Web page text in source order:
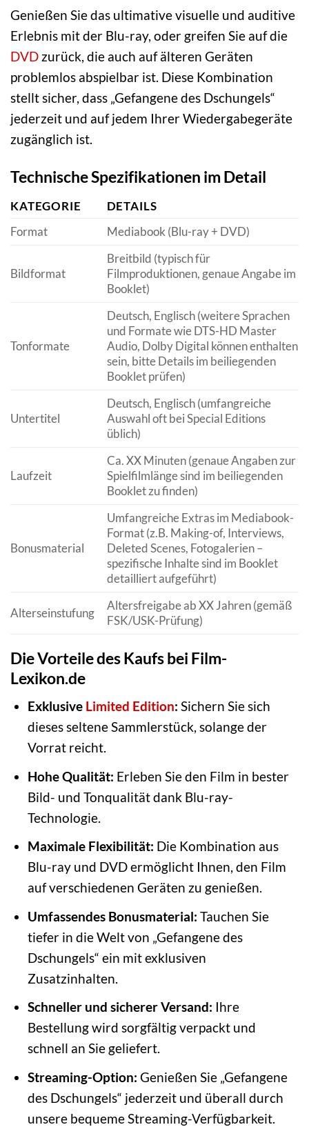
Genießen Sie das ultimative visuelle und auditive
Erlebnis mit der Blu-ray, oder greifen Sie auf die
DVD zurück, die auch auf älteren Geräten
problemlos abspielbar ist. Diese Kombination
stellt sicher, dass „Gefangene des Dschungels“
jederzeit und auf jedem Ihrer Wiedergabegeräte
zugänglich ist.
Technische Spezifikationen im Detail
KATEGORIE
DETAILS
Format
Mediabook (Blu-ray + DVD)
Bildformat
Breitbild (typisch für
Filmproduktionen, genaue Angabe im
Booklet)
Tonformate
Deutsch, Englisch (weitere Sprachen
und Formate wie DTS-HD Master
Audio, Dolby Digital können enthalten
sein, bitte Details im beiliegenden
Booklet prüfen)
Untertitel
Deutsch, Englisch (umfangreiche
Auswahl oft bei Special Editions
üblich)
Laufzeit
Ca. XX Minuten (genaue Angaben zur
Spielfilmlänge sind im beiliegenden
Booklet zu finden)
Bonusmaterial
Umfangreiche Extras im Mediabook-
Format (z.B. Making-of, Interviews,
Deleted Scenes, Fotogalerien –
spezifische Inhalte sind im Booklet
detailliert aufgeführt)
Alterseinstufung
Altersfreigabe ab XX Jahren (gemäß
FSK/USK-Prüfung)
Die Vorteile des Kaufs bei Film-
Lexikon.de
Exklusive Limited Edition: Sichern Sie sich
dieses seltene Sammlerstück, solange der
Vorrat reicht.
Hohe Qualität: Erleben Sie den Film in bester
Bild- und Tonqualität dank Blu-ray-
Technologie.
Maximale Flexibilität: Die Kombination aus
Blu-ray und DVD ermöglicht Ihnen, den Film
auf verschiedenen Geräten zu genießen.
Umfassendes Bonusmaterial: Tauchen Sie
tiefer in die Welt von „Gefangene des
Dschungels“ ein mit exklusiven
Zusatzinhalten.
Schneller und sicherer Versand: Ihre
Bestellung wird sorgfältig verpackt und
schnell an Sie geliefert.
Streaming-Option: Genießen Sie „Gefangene
des Dschungels“ jederzeit und überall durch
unsere bequeme Streaming-Verfügbarkeit.